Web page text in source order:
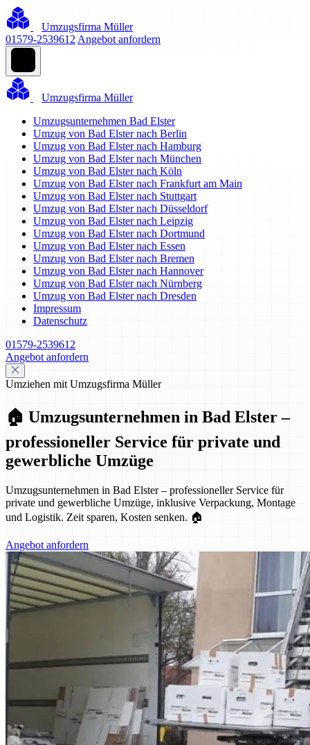
Umzugsfirma Müller
01579-2539612 Angebot anfordern
Umzugsfirma Müller
Umzugsunternehmen Bad Elster
Umzug von Bad Elster nach Berlin
Umzug von Bad Elster nach Hamburg
Umzug von Bad Elster nach München
Umzug von Bad Elster nach Köln
Umzug von Bad Elster nach Frankfurt am Main
Umzug von Bad Elster nach Stuttgart
Umzug von Bad Elster nach Düsseldorf
Umzug von Bad Elster nach Leipzig
Umzug von Bad Elster nach Dortmund
Umzug von Bad Elster nach Essen
Umzug von Bad Elster nach Bremen
Umzug von Bad Elster nach Hannover
Umzug von Bad Elster nach Nürnberg
Umzug von Bad Elster nach Dresden
Impressum
Datenschutz
01579-2539612
Angebot anfordern
Umziehen mit Umzugsfirma Müller
🏠 Umzugsunternehmen in Bad Elster –
professioneller Service für private und
gewerbliche Umzüge
Umzugsunternehmen in Bad Elster – professioneller Service für
private und gewerbliche Umzüge, inklusive Verpackung, Montage
und Logistik. Zeit sparen, Kosten senken. 🏠
Angebot anfordern